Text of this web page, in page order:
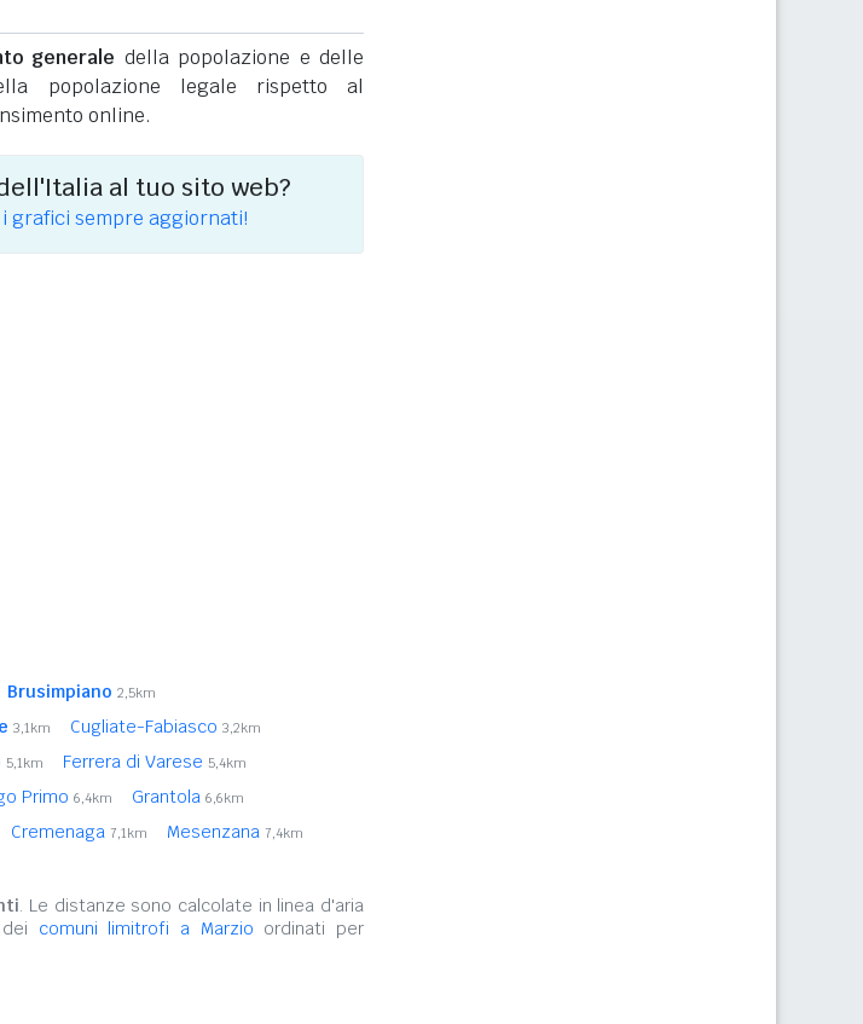
generale della popolazione e delle
popolazione legale rispetto al
online.
al tuo sito web?
grafici sempre aggiornati!
Brusimpiano 2,5km
3,1km Cugliate-Fabiasco 3,2km
5,1km Ferrera di Varese 5,4km
Primo 6,4km Grantola 6,6km
Cremenaga 7,1km Mesenzana 7,4km
. Le distanze sono calcolate in linea d'aria
comuni limitrofi a Marzio ordinati per